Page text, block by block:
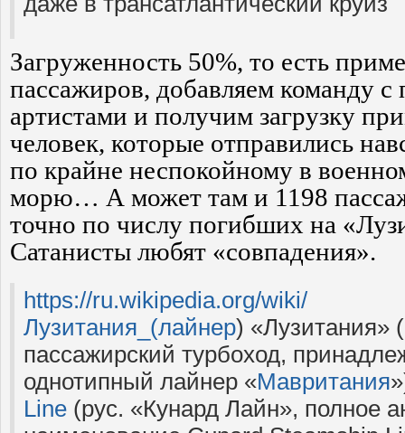
Загруженность 50%, то есть
пассажиров, добавляем команду
артистами и получим загрузку
человек, которые отправились
по крайне неспокойному в
морю… А может там и 1198
точно по числу погибших на
Сатанисты любят «совпадения».
https://ru.wikipedia.org/wiki/
Лузитания_(лайнер) «Лузитания» (
пассажирский турбоход,
однотипный лайнер «Мавритания
Line (рус. «Кунард Лайн», полное